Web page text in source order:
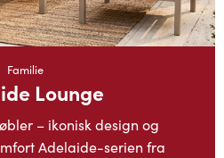
Familie
Lounge
– ikonisk design og
Adelaide-serien fra